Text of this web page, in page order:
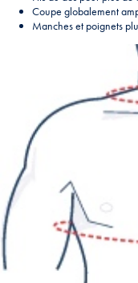
Coupe globalement
Manches et poignets